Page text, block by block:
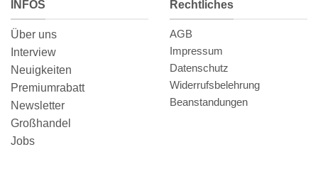
INFOS
Über uns
Interview
Neuigkeiten
Premiumrabatt
Newsletter
Großhandel
Jobs
Rechtliches
AGB
Impressum
Datenschutz
Widerrufsbelehrung
Beanstandungen